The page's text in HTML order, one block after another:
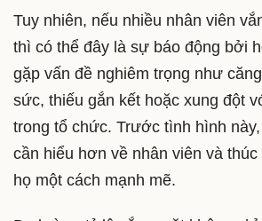
Tuy nhiên, nếu nhiều nhân viên
thì có thể đây là sự báo động bởi
gặp vấn đề nghiêm trọng như
sức, thiếu gắn kết hoặc xung đột
trong tổ chức. Trước tình hình
cần hiểu hơn về nhân viên và
họ một cách mạnh mẽ.